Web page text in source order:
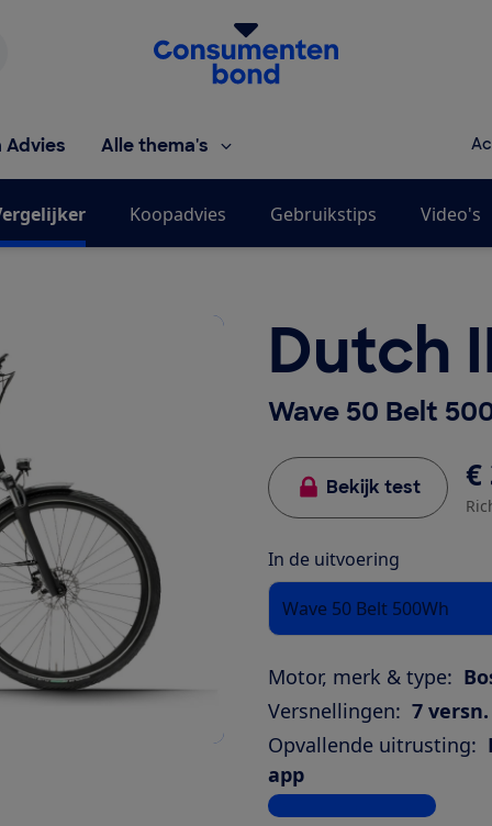
Homepage van de Consumentenbond
Advies Alle thema's
Koopadvies Gebruikstips Video's
Dutch
Wave 50 Belt
Bekijk test €
In de uitvoering
Wave 50 Belt 500Wh
Motor, merk & type:
Versnellingen: 7
Opvallende uitrusting:
app
Bekijk alle specificaties